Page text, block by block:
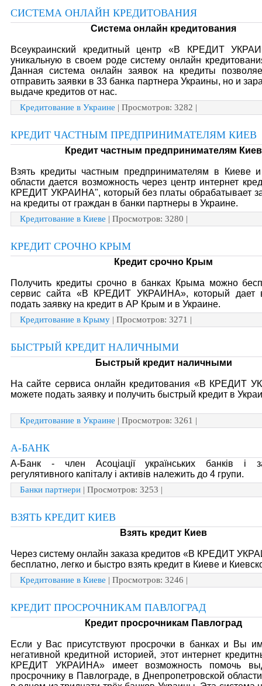
СИСТЕМА ОНЛАЙН КРЕДИТОВАНИЯ
Система онлайн кредитования
Всеукраинский кредитный центр «В КРЕДИТ
уникальную в своем роде систему онлайн
Данная система онлайн заявок на кредиты
отправить заявки в 33 банка партнера Украины, но и
выдаче кредитов от нас.
Кредитование в Украине | Просмотров: 3282 |
КРЕДИТ ЧАСТНЫМ ПРЕДПРИНИМАТЕЛЯМ КИЕВ
Кредит частным предпринимателям Киев
Взять кредиты частным предпринимателям в Киеве
области дается возможность через центр интернет
КРЕДИТ УКРАИНА", который без платы обрабатывает
на кредиты от граждан в банки партнеры в Украине.
Кредитование в Киеве | Просмотров: 3280 |
КРЕДИТ СРОЧНО КРЫМ
Кредит срочно Крым
Получить кредиты срочно в банках Крыма можно
сервис сайта «В КРЕДИТ УКРАИНА», который дает
подать заявку на кредит в АР Крым и в Украине.
Кредитование в Крыму | Просмотров: 3271 |
БЫСТРЫЙ КРЕДИТ НАЛИЧНЫМИ
Быстрый кредит наличными
На сайте сервиса онлайн кредитования «В КРЕДИТ
можете подать заявку и получить быстрый кредит в
Кредитование в Украине | Просмотров: 3261 |
А-БАНК
А-Банк - член Асоціації українських банків і
регулятивного капіталу і активів належить до 4 групи.
Банки партнери | Просмотров: 3253 |
ВЗЯТЬ КРЕДИТ КИЕВ
Взять кредит Киев
Через систему онлайн заказа кредитов «В КРЕДИТ
бесплатно, легко и быстро взять кредит в Киеве и
Кредитование в Киеве | Просмотров: 3246 |
КРЕДИТ ПРОСРОЧНИКАМ ПАВЛОГРАД
Кредит просрочникам Павлоград
Если у Вас присутствуют просрочки в банках и Вы
негативной кредитной историей, этот интернет
КРЕДИТ УКРАИНА» имеет возможность помочь
просрочнику в Павлограде, в Днепропетровской